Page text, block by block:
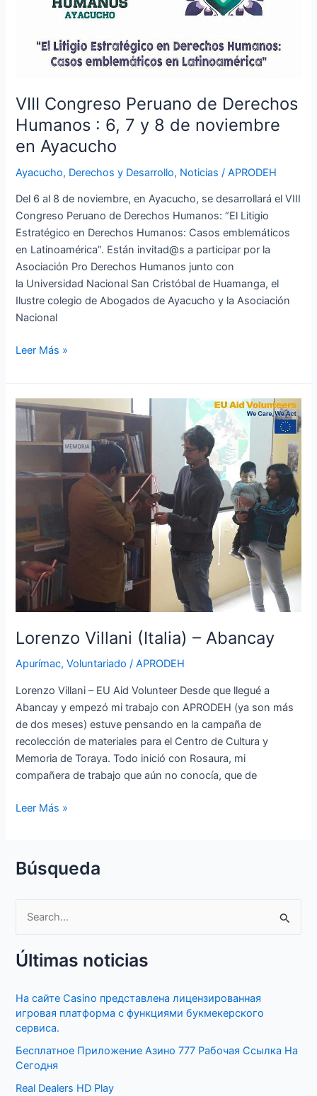
VIII Congreso Peruano de Derechos
Humanos : 6, 7 y 8 de noviembre
en Ayacucho
Ayacucho, Derechos y Desarrollo, Noticias /APRODEH
Del 6 al 8 de noviembre, en Ayacucho, se desarrollará el VIII
Congreso Peruano de Derechos Humanos: “El Litigio
Estratégico en Derechos Humanos: Casos emblemáticos
en Latinoamérica”. Están invitad@s a participar por la
Asociación Pro Derechos Humanos junto con
la Universidad Nacional San Cristóbal de Huamanga, el
Ilustre colegio de Abogados de Ayacucho y la Asociación
Nacional
de
noviembre
en
Ayacucho
Leer Más »
Lorenzo Villani (Italia) – Abancay
Apurímac,Voluntariado /APRODEH
Lorenzo Villani – EU Aid Volunteer Desde que llegué a
Abancay y empezó mi trabajo con APRODEH (ya son más
de dos meses) estuve pensando en la campaña de
recolección de materiales para el Centro de Cultura y
Memoria de Toraya. Todo inició con Rosaura, mi
compañera de trabajo que aún no conocía, que de
Lorenzo
Villani
(Italia)
Abancay
Leer Más »
Búsqueda
a
c
o
r
Últimas noticias
На сайте Casino представлена лицензированная
игровая платформа с функциями букмекерского
сервиса.
Бесплатное Приложение Азино 777 Рабочая Ссылка На
Сегодня
Real Dealers HD Play